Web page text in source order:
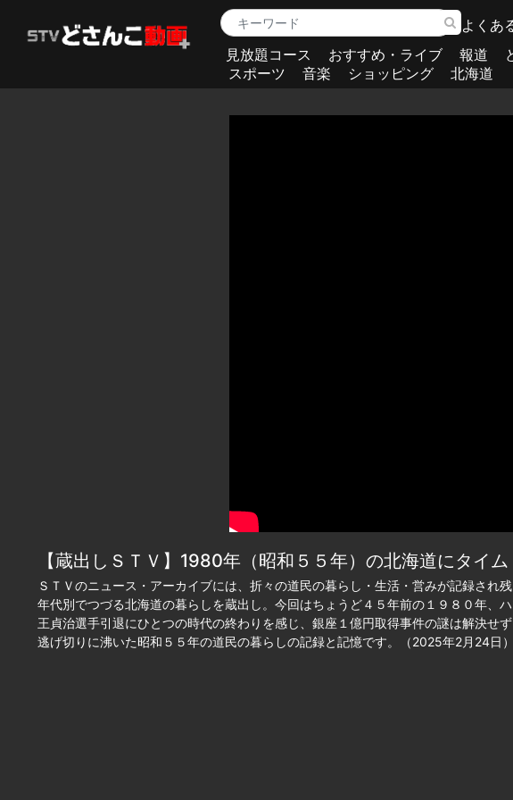
よくあ
見放題コース おすすめ・ライブ 報道
スポーツ
音楽 ショッピング 北海道
【蔵出しＳＴＶ】1980年（昭和５５年）の北海道にタイ
ＳＴＶのニュース・アーカイブには、折々の道民の暮らし・生活・営みが記録され
年代別でつづる北海道の暮らしを蔵出し。今回はちょうど４５年前の１９８０年、
王貞治選手引退にひとつの時代の終わりを感じ、銀座１億円取得事件の謎は解決せ
逃げ切りに沸いた昭和５５年の道民の暮らしの記録と記憶です。（2025年2月24日）